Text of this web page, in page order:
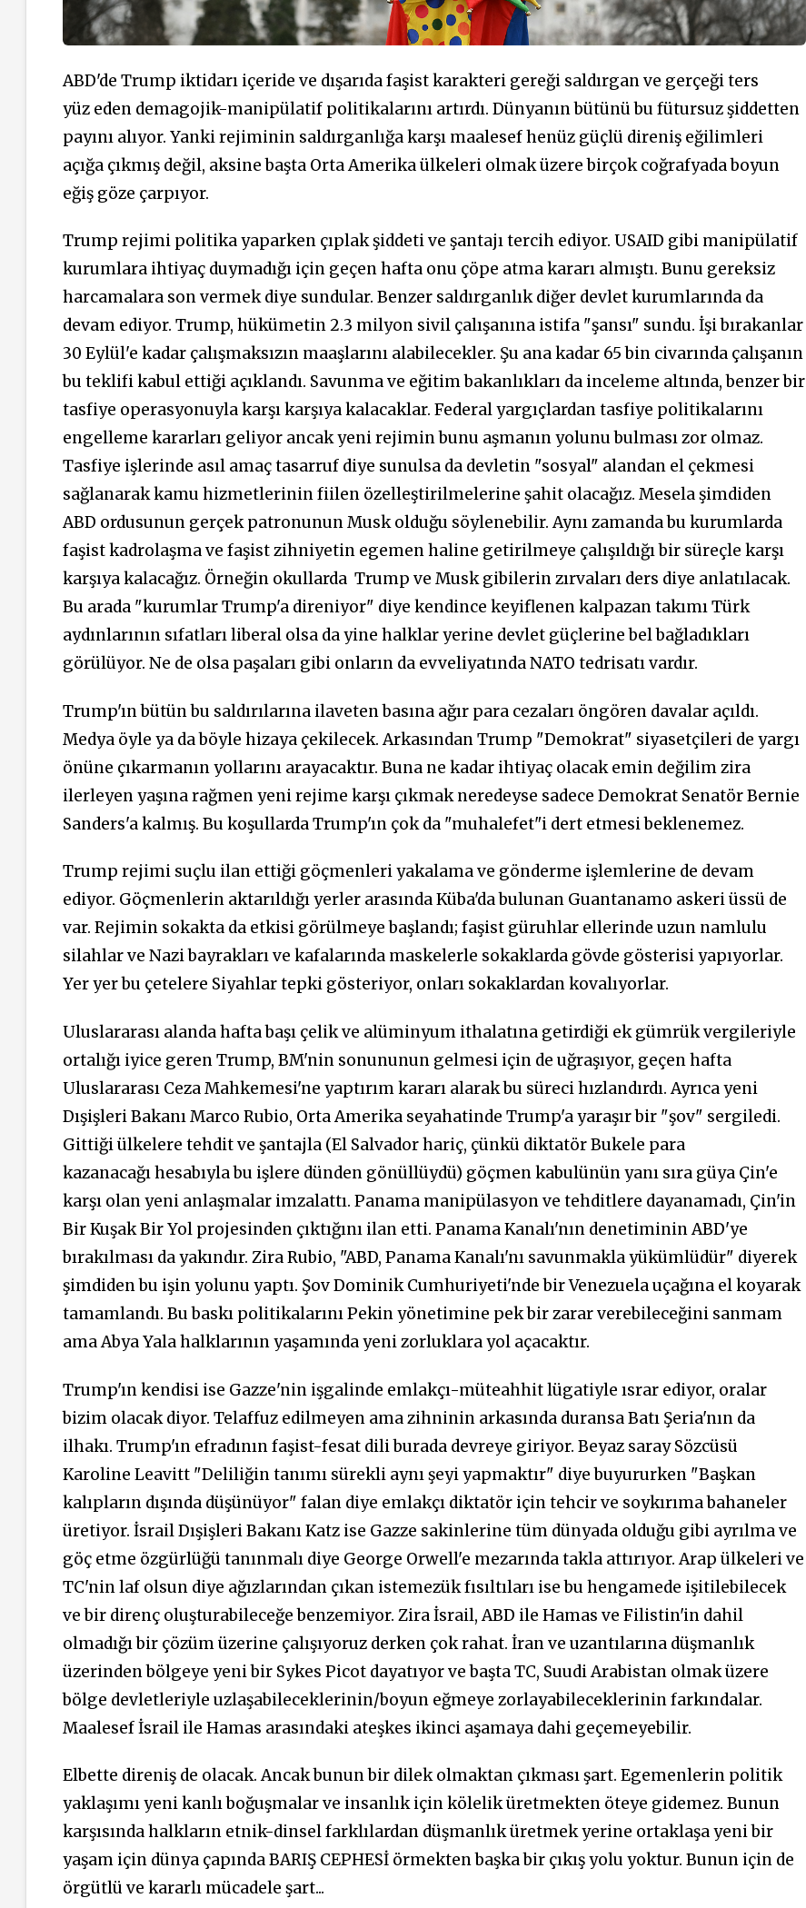
ABD'de Trump iktidarı içeride ve dışarıda faşist karakteri gereği saldırgan ve gerçeği ters
yüz eden demagojik-manipülatif politikalarını artırdı. Dünyanın bütünü bu fütursuz şiddetten
payını alıyor. Yanki rejiminin saldırganlığa karşı maalesef henüz güçlü direniş eğilimleri
açığa çıkmış değil, aksine başta Orta Amerika ülkeleri olmak üzere birçok coğrafyada boyun
eğiş göze çarpıyor.
Trump rejimi politika yaparken çıplak şiddeti ve şantajı tercih ediyor. USAID gibi manipülatif
kurumlara ihtiyaç duymadığı için geçen hafta onu çöpe atma kararı almıştı. Bunu gereksiz
harcamalara son vermek diye sundular. Benzer saldırganlık diğer devlet kurumlarında da
devam ediyor. Trump, hükümetin 2.3 milyon sivil çalışanına istifa "şansı" sundu. İşi bırakanlar
30 Eylül'e kadar çalışmaksızın maaşlarını alabilecekler. Şu ana kadar 65 bin civarında çalışanın
bu teklifi kabul ettiği açıklandı. Savunma ve eğitim bakanlıkları da inceleme altında, benzer bir
tasfiye operasyonuyla karşı karşıya kalacaklar. Federal yargıçlardan tasfiye politikalarını
engelleme kararları geliyor ancak yeni rejimin bunu aşmanın yolunu bulması zor olmaz.
Tasfiye işlerinde asıl amaç tasarruf diye sunulsa da devletin "sosyal" alandan el çekmesi
sağlanarak kamu hizmetlerinin fiilen özelleştirilmelerine şahit olacağız. Mesela şimdiden
ABD ordusunun gerçek patronunun Musk olduğu söylenebilir. Aynı zamanda bu kurumlarda
faşist kadrolaşma ve faşist zihniyetin egemen haline getirilmeye çalışıldığı bir süreçle karşı
karşıya kalacağız. Örneğin okullarda Trump ve Musk gibilerin zırvaları ders diye anlatılacak.
Bu arada "kurumlar Trump'a direniyor" diye kendince keyiflenen kalpazan takımı Türk
aydınlarının sıfatları liberal olsa da yine halklar yerine devlet güçlerine bel bağladıkları
görülüyor. Ne de olsa paşaları gibi onların da evveliyatında NATO tedrisatı vardır.
Trump'ın bütün bu saldırılarına ilaveten basına ağır para cezaları öngören davalar açıldı.
Medya öyle ya da böyle hizaya çekilecek. Arkasından Trump "Demokrat" siyasetçileri de yargı
önüne çıkarmanın yollarını arayacaktır. Buna ne kadar ihtiyaç olacak emin değilim zira
ilerleyen yaşına rağmen yeni rejime karşı çıkmak neredeyse sadece Demokrat Senatör Bernie
Sanders'a kalmış. Bu koşullarda Trump'ın çok da "muhalefet"i dert etmesi beklenemez.
Trump rejimi suçlu ilan ettiği göçmenleri yakalama ve gönderme işlemlerine de devam
ediyor. Göçmenlerin aktarıldığı yerler arasında Küba'da bulunan Guantanamo askeri üssü de
var. Rejimin sokakta da etkisi görülmeye başlandı; faşist güruhlar ellerinde uzun namlulu
silahlar ve Nazi bayrakları ve kafalarında maskelerle sokaklarda gövde gösterisi yapıyorlar.
Yer yer bu çetelere Siyahlar tepki gösteriyor, onları sokaklardan kovalıyorlar.
Uluslararası alanda hafta başı çelik ve alüminyum ithalatına getirdiği ek gümrük vergileriyle
ortalığı iyice geren Trump, BM'nin sonununun gelmesi için de uğraşıyor, geçen hafta
Uluslararası Ceza Mahkemesi'ne yaptırım kararı alarak bu süreci hızlandırdı. Ayrıca yeni
Dışişleri Bakanı Marco Rubio, Orta Amerika seyahatinde Trump'a yaraşır bir "şov" sergiledi.
Gittiği ülkelere tehdit ve şantajla (El Salvador hariç, çünkü diktatör Bukele para
kazanacağı hesabıyla bu işlere dünden gönüllüydü) göçmen kabulünün yanı sıra güya Çin'e
karşı olan yeni anlaşmalar imzalattı. Panama manipülasyon ve tehditlere dayanamadı, Çin'in
Bir Kuşak Bir Yol projesinden çıktığını ilan etti. Panama Kanalı'nın denetiminin ABD'ye
bırakılması da yakındır. Zira Rubio, "ABD, Panama Kanalı'nı savunmakla yükümlüdür" diyerek
şimdiden bu işin yolunu yaptı. Şov Dominik Cumhuriyeti'nde bir Venezuela uçağına el koyarak
tamamlandı. Bu baskı politikalarını Pekin yönetimine pek bir zarar verebileceğini sanmam
ama Abya Yala halklarının yaşamında yeni zorluklara yol açacaktır.
Trump'ın kendisi ise Gazze'nin işgalinde emlakçı-müteahhit lügatiyle ısrar ediyor, oralar
bizim olacak diyor. Telaffuz edilmeyen ama zihninin arkasında duransa Batı Şeria'nın da
ilhakı. Trump'ın efradının faşist-fesat dili burada devreye giriyor. Beyaz saray Sözcüsü
Karoline Leavitt "Deliliğin tanımı sürekli aynı şeyi yapmaktır" diye buyururken "Başkan
kalıpların dışında düşünüyor" falan diye emlakçı diktatör için tehcir ve soykırıma bahaneler
üretiyor. İsrail Dışişleri Bakanı Katz ise Gazze sakinlerine tüm dünyada olduğu gibi ayrılma ve
göç etme özgürlüğü tanınmalı diye George Orwell'e mezarında takla attırıyor. Arap ülkeleri ve
TC'nin laf olsun diye ağızlarından çıkan istemezük fısıltıları ise bu hengamede işitilebilecek
ve bir direnç oluşturabileceğe benzemiyor. Zira İsrail, ABD ile Hamas ve Filistin'in dahil
olmadığı bir çözüm üzerine çalışıyoruz derken çok rahat. İran ve uzantılarına düşmanlık
üzerinden bölgeye yeni bir Sykes Picot dayatıyor ve başta TC, Suudi Arabistan olmak üzere
bölge devletleriyle uzlaşabileceklerinin/boyun eğmeye zorlayabileceklerinin farkındalar.
Maalesef İsrail ile Hamas arasındaki ateşkes ikinci aşamaya dahi geçemeyebilir.
Elbette direniş de olacak. Ancak bunun bir dilek olmaktan çıkması şart. Egemenlerin politik
yaklaşımı yeni kanlı boğuşmalar ve insanlık için kölelik üretmekten öteye gidemez. Bunun
karşısında halkların etnik-dinsel farklılardan düşmanlık üretmek yerine ortaklaşa yeni bir
yaşam için dünya çapında BARIŞ CEPHESİ örmekten başka bir çıkış yolu yoktur. Bunun için de
örgütlü ve kararlı mücadele şart...